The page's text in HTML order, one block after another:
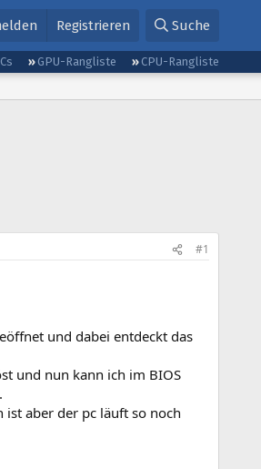
Registrieren Suche
GPU-Rangliste
CPU-Rangliste
#1
und dabei entdeckt das
und nun kann ich im BIOS
aber der pc läuft so noch